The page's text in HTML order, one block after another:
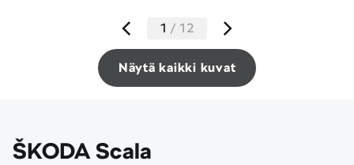
Näytä kaikki kuvat
1 / 12
ŠKODA Scala